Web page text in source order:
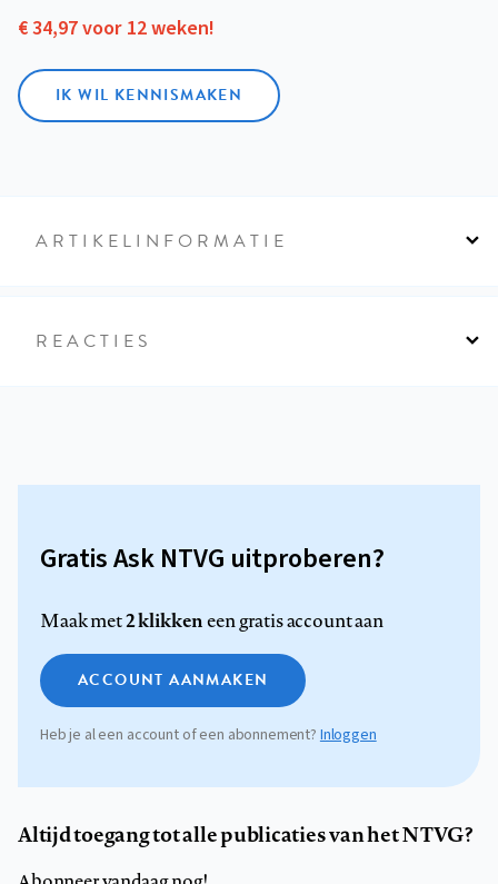
€ 34,97 voor 12 weken!
IK WIL KENNISMAKEN
ARTIKELINFORMATIE
REACTIES
Gratis Ask NTVG uitproberen?
Maak met2 klikkeneen gratis account aan
ACCOUNT AANMAKEN
Heb je al een account of een abonnement?Inloggen
Altijd toegang tot alle publicaties van het NTVG?